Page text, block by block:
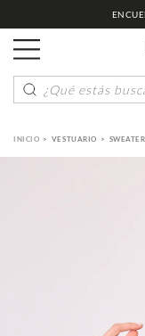
¿Qué estás
VESTUARIO